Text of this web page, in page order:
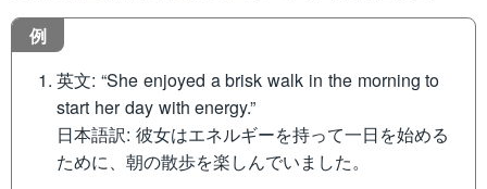
例
英文: “She enjoyed a brisk walk in the morning to
start her day with energy.”
日本語訳: 彼女はエネルギーを持って一日を始める
ために、朝の散歩を楽しんでいました。